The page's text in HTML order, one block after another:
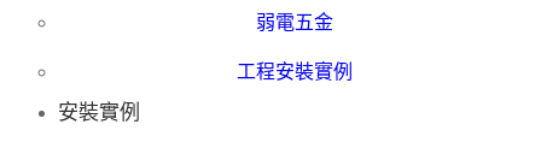
弱電五金
工程安裝實例
安裝實例